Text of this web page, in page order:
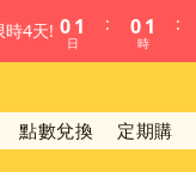
時4天! 01
0
日
:
01
0
時
:
點數兌換 定期購